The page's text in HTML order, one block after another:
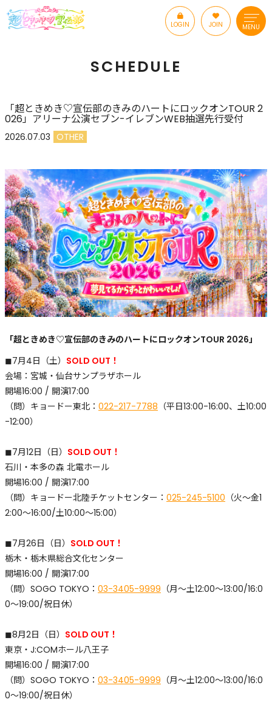
LOGIN JOIN MENU
SCHEDULE
「超ときめき♡宣伝部のきみのハートにロックオンTOUR 2
026」アリーナ公演セブン-イレブンWEB抽選先行受付
2026.07.03 OTHER
「超ときめき♡宣伝部のきみのハートにロックオンTOUR 2026」
◼︎7月4日（土） SOLD OUT！
会場：宮城・仙台サンプラザホール
開場16:00 / 開演17:00
（問）キョードー東北： 022-217-7788 （平日13:00-16:00、土10:00
-12:00）
◼︎7月12日（日） SOLD OUT！
石川・本多の森 北電ホール
開場16:00 / 開演17:00
（問）キョードー北陸チケットセンター： 025-245-5100 （火～金1
2:00～16:00/土10:00～15:00）
◼︎7月26日（日） SOLD OUT！
栃木・栃木県総合文化センター
開場16:00 / 開演17:00
（問）SOGO TOKYO： 03-3405-9999 （月〜土12:00〜13:00/16:0
0〜19:00/祝日休）
◼︎8月2日（日） SOLD OUT！
東京・J:COMホール八王子
開場16:00 / 開演17:00
（問）SOGO TOKYO： 03-3405-9999 （月〜土12:00〜13:00/16:0
0〜19:00/祝日休）